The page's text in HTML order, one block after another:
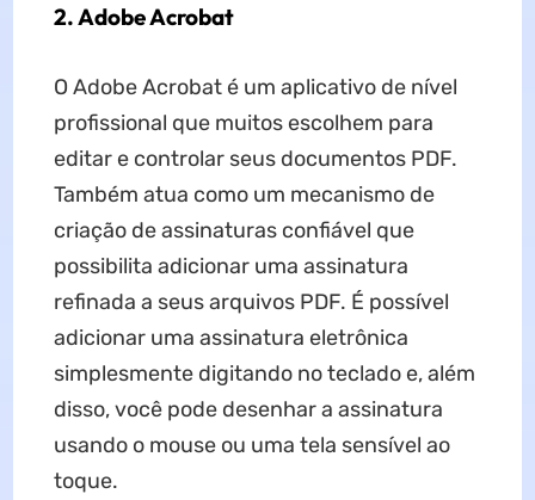
2. Adobe Acrobat
O Adobe Acrobat é um aplicativo de nível
profissional que muitos escolhem para
editar e controlar seus documentos PDF.
Também atua como um mecanismo de
criação de assinaturas confiável que
possibilita adicionar uma assinatura
refinada a seus arquivos PDF. É possível
adicionar uma assinatura eletrônica
simplesmente digitando no teclado e, além
disso, você pode desenhar a assinatura
usando o mouse ou uma tela sensível ao
toque.